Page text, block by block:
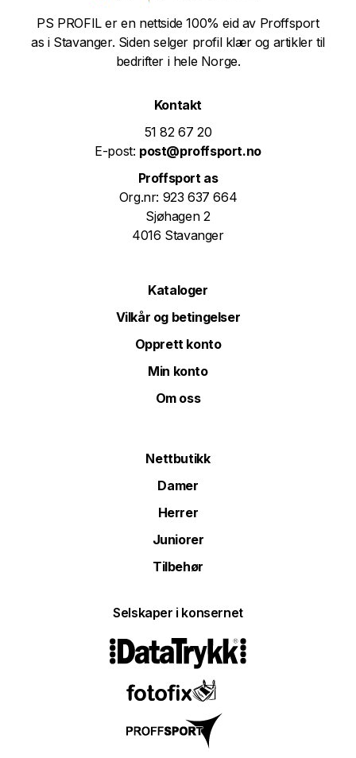
PS PROFIL er en nettside 100% eid av Proffsport
as i Stavanger. Siden selger profil klær og artikler til
bedrifter i hele Norge.
Kontakt
51 82 67 20
E-post: post@proffsport.no
Proffsport as
Org.nr: 923 637 664
Sjøhagen 2
4016 Stavanger
Kataloger
Vilkår og betingelser
Opprett konto
Min konto
Om oss
Nettbutikk
Damer
Herrer
Juniorer
Tilbehør
Selskaper i konsernet